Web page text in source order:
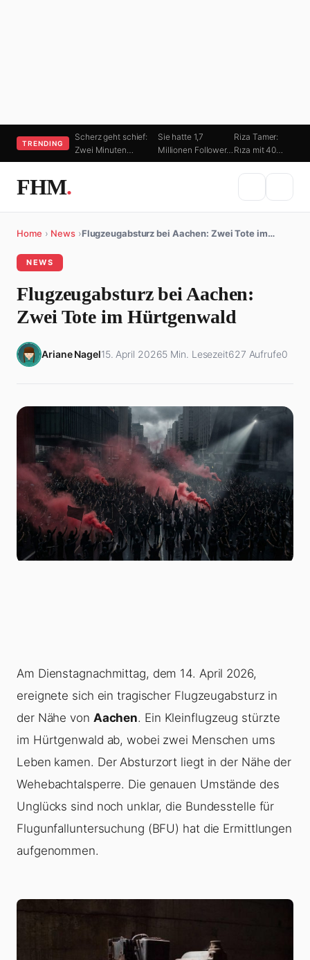
TRENDING
Scherz geht schief:
Zwei Minuten…
Sie hatte 1,7
Millionen Follower…
Riza Tamer:
Rıza mit 40…
FHM.
Home › News ›Flugzeugabsturz bei Aachen: Zwei Tote im…
NEWS
Flugzeugabsturz bei Aachen:
Zwei Tote im Hürtgenwald
Ariane Nagel15. April 20265 Min. Lesezeit627 Aufrufe0
Am Dienstagnachmittag, dem 14. April 2026,
ereignete sich ein tragischer Flugzeugabsturz in
der Nähe von Aachen. Ein Kleinflugzeug stürzte
im Hürtgenwald ab, wobei zwei Menschen ums
Leben kamen. Der Absturzort liegt in der Nähe der
Wehebachtalsperre. Die genauen Umstände des
Unglücks sind noch unklar, die Bundesstelle für
Flugunfalluntersuchung (BFU) hat die Ermittlungen
aufgenommen.